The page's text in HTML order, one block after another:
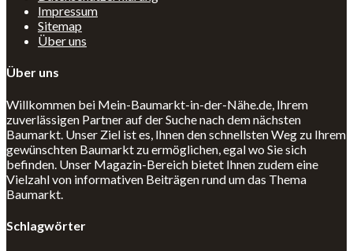
Impressum
Sitemap
Über uns
Über uns
Willkommen bei Mein-Baumarkt-in-der-Nähe.de, Ihrem
zuverlässigen Partner auf der Suche nach dem nächsten
Baumarkt. Unser Ziel ist es, Ihnen den schnellsten Weg zu Ihrem
gewünschten Baumarkt zu ermöglichen, egal wo Sie sich
befinden. Unser Magazin-Bereich bietet Ihnen zudem eine
Vielzahl von informativen Beiträgen rund um das Thema
Baumarkt.
Schlagwörter